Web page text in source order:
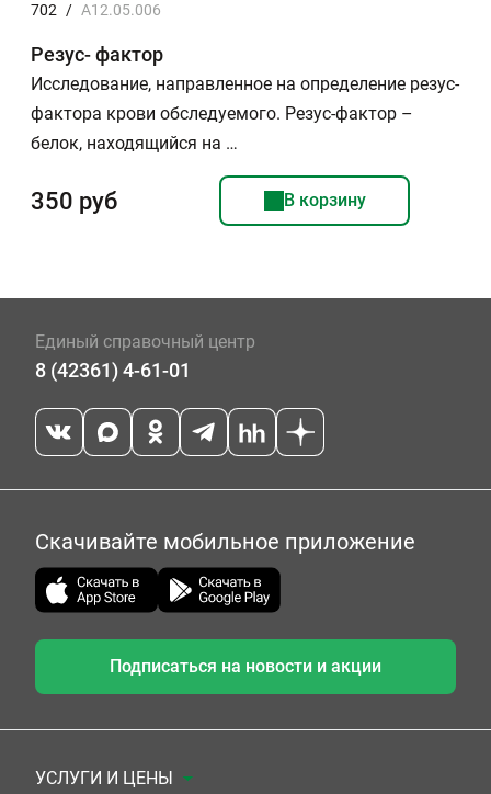
702 / A12.05.006
Резус- фактор
Исследование, направленное на определение резус-
фактора крови обследуемого. Резус-фактор –
белок, находящийся на …
350 руб В корзину
Единый справочный центр
8 (42361) 4-61-01
Скачивайте мобильное приложение
Подписаться на новости и акции
УСЛУГИ И ЦЕНЫ